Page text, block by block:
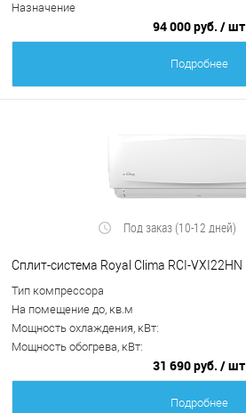
Назначение
94 000 руб. / шт
Подробнее
Под заказ (10-12 дней)
Сплит-система Royal Clima RCI-VXI22HN
Тип компрессора
На помещение до, кв.м
Мощность охлаждения, кВт:
Мощность обогрева, кВт:
31 690 руб. / шт
Подробнее